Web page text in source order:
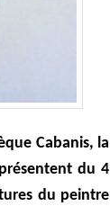
Cabanis, la
du 4
du peintre